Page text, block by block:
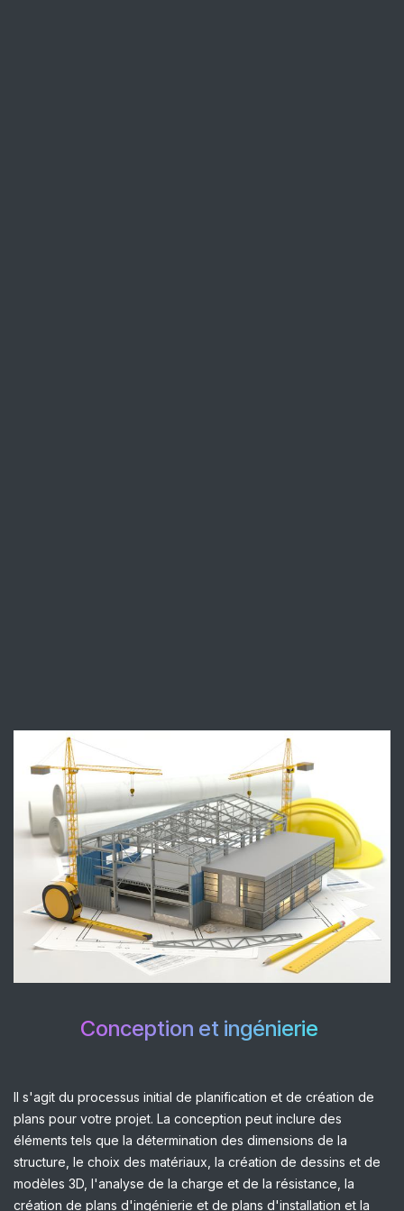
Conception et ingénierie
Il s'agit du processus initial de planification et de création de
plans pour votre projet. La conception peut inclure des
éléments tels que la détermination des dimensions de la
structure, le choix des matériaux, la création de dessins et de
modèles 3D, l'analyse de la charge et de la résistance, la
création de plans d'ingénierie et de plans d'installation et la